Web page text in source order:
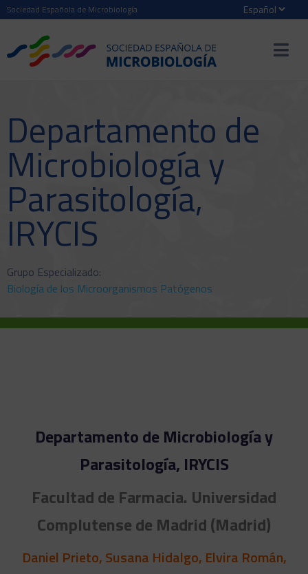
Sociedad Española de Microbiología
Departamento de
Microbiología y
Parasitología,
IRYCIS
Grupo Especializado:
Biología de los Microorganismos Patógenos
Departamento de Microbiología y
Parasitología, IRYCIS
Facultad de Farmacia. Universidad
Complutense de Madrid (Madrid)
Daniel Prieto, Susana Hidalgo, Elvira Román,